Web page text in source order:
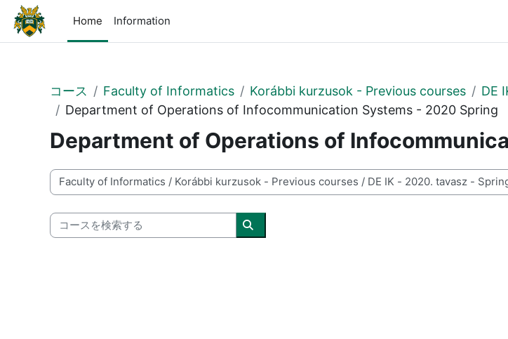
メインコンテンツへスキップする
Home
Information
コース Faculty of Informatics Korábbi kurzusok - Previous courses
DE
Department of Operations of Infocommunication Systems - 2020 Spring
Department of Operations of
コースカテゴリ
コースを検索する
コースを検索する